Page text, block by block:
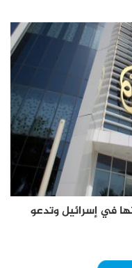
في إسرائيل وتدعو